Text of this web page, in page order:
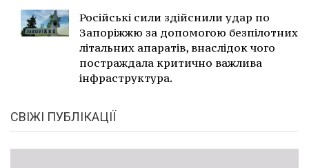
Російські сили здійснили удар по
Запоріжжю за допомогою безпілотних
літальних апаратів, внаслідок чого
постраждала критично важлива
інфраструктура.
СВІЖІ ПУБЛІКАЦІЇ